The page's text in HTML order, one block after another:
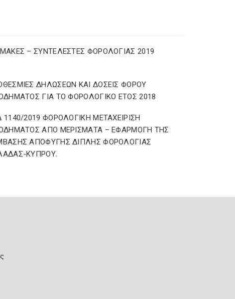
– ΣΥΝΤΕΛΕΣΤΕΣ ΦΟΡΟΛΟΓΙΑΣ 2019
ΔΗΛΩΣΕΩΝ ΚΑΙ ΔΟΣΕΙΣ ΦΟΡΟΥ
ΓΙΑ ΤΟ ΦΟΡΟΛΟΓΙΚΟ ΕΤΟΣ 2018
1140/2019 ΦΟΡΟΛΟΓΙΚΗ ΜΕΤΑΧΕΙΡΙΣΗ
ΑΠΟ ΜΕΡΙΣΜΑΤΑ – ΕΦΑΡΜΟΓΗ ΤΗΣ
ΑΠΟΦΥΓΗΣ ΔΙΠΛΗΣ ΦΟΡΟΛΟΓΙΑΣ
ΚΥΠΡΟΥ.